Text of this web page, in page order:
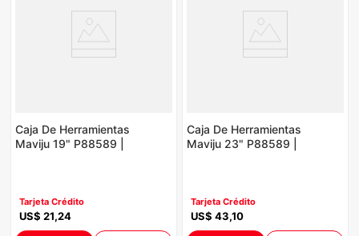
Caja De Herramientas
Maviju 19" P88589 |
Tarjeta Crédito
US$ 21,24
Caja De Herramientas
Maviju 23" P88589 |
Tarjeta Crédito
US$ 43,10